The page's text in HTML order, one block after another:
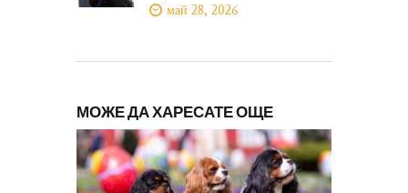
май 28, 2026
МОЖЕ ДА ХАРЕСАТЕ ОЩЕ